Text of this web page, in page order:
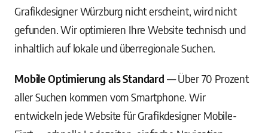
Grafikdesigner Würzburg nicht erscheint, wird nicht
gefunden. Wir optimieren Ihre Website technisch und
inhaltlich auf lokale und überregionale Suchen.
Mobile Optimierung als Standard — Über 70 Prozent
aller Suchen kommen vom Smartphone. Wir
entwickeln jede Website für Grafikdesigner Mobile-